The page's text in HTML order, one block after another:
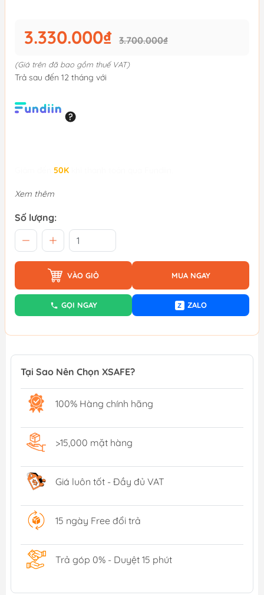
3.330.000₫ 3.700.000₫
(Giá trên đã bao gồm thuế VAT)
Trả sau đến 12 tháng với
50K
Xem thêm
Số lượng:
VÀO GIỎ MUA NGAY
GỌI NGAY Z ZALO
Tại Sao Nên Chọn XSAFE?
100% Hàng chính hãng
>15,000 mặt hàng
Giá luôn tốt - Đầy đủ VAT
15 ngày Free đổi trả
Trả góp 0% - Duyệt 15 phút